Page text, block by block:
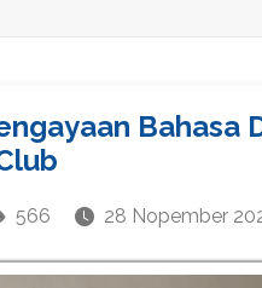
Bahasa
566 28 Nopember